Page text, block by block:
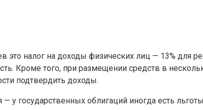
это налог на доходы физических лиц — 13% для
Кроме того, при размещении средств в
подтвердить доходы.
у государственных облигаций иногда есть